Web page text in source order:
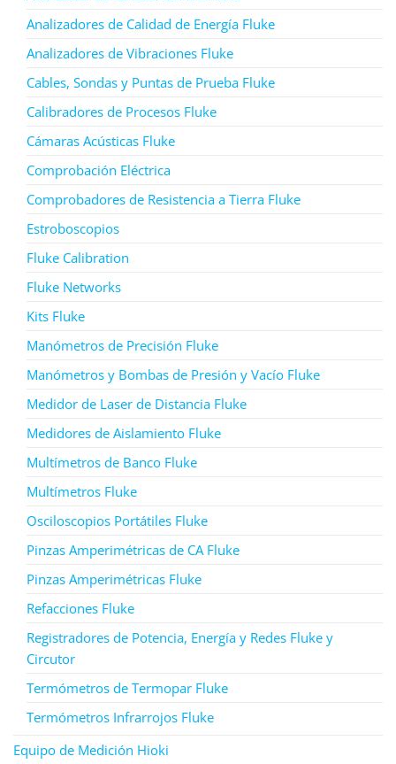
Analizadores de Calidad de Energía Fluke
Analizadores de Vibraciones Fluke
Cables, Sondas y Puntas de Prueba Fluke
Calibradores de Procesos Fluke
Cámaras Acústicas Fluke
Comprobación Eléctrica
Comprobadores de Resistencia a Tierra Fluke
Estroboscopios
Fluke Calibration
Fluke Networks
Kits Fluke
Manómetros de Precisión Fluke
Manómetros y Bombas de Presión y Vacío Fluke
Medidor de Laser de Distancia Fluke
Medidores de Aislamiento Fluke
Multímetros de Banco Fluke
Multímetros Fluke
Osciloscopios Portátiles Fluke
Pinzas Amperimétricas de CA Fluke
Pinzas Amperimétricas Fluke
Refacciones Fluke
Registradores de Potencia, Energía y Redes Fluke y
Circutor
Termómetros de Termopar Fluke
Termómetros Infrarrojos Fluke
Equipo de Medición Hioki